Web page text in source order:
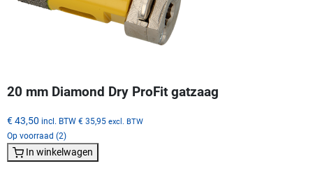
20 mm Diamond Dry ProFit gatzaag
€ 43,50 incl. BTW € 35,95 excl. BTW
Op voorraad (2)
In winkelwagen